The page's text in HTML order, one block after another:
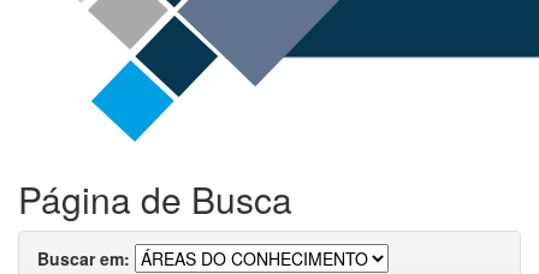
Página de Busca
Buscar em: